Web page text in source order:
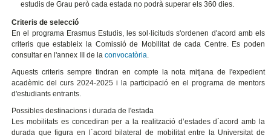
estudis de Grau però cada estada no podrà superar els 360 dies.
Criteris de selecció
En el programa Erasmus Estudis, les sol·licituds s'ordenen d'acord amb els
criteris que estableix la Comissió de Mobilitat de cada Centre. Es poden
consultar en l'annex III de laconvocatòria.
Aquests criteris sempre tindran en compte la nota mitjana de l'expedient
acadèmic del curs 2024-2025 i la participació en el programa de mentors
d'estudiants entrants.
Possibles destinacions i durada de l'estada
Les mobilitats es concediran per a la realització d’estades d´acord amb la
durada que figura en l´acord bilateral de mobilitat entre la Universitat de